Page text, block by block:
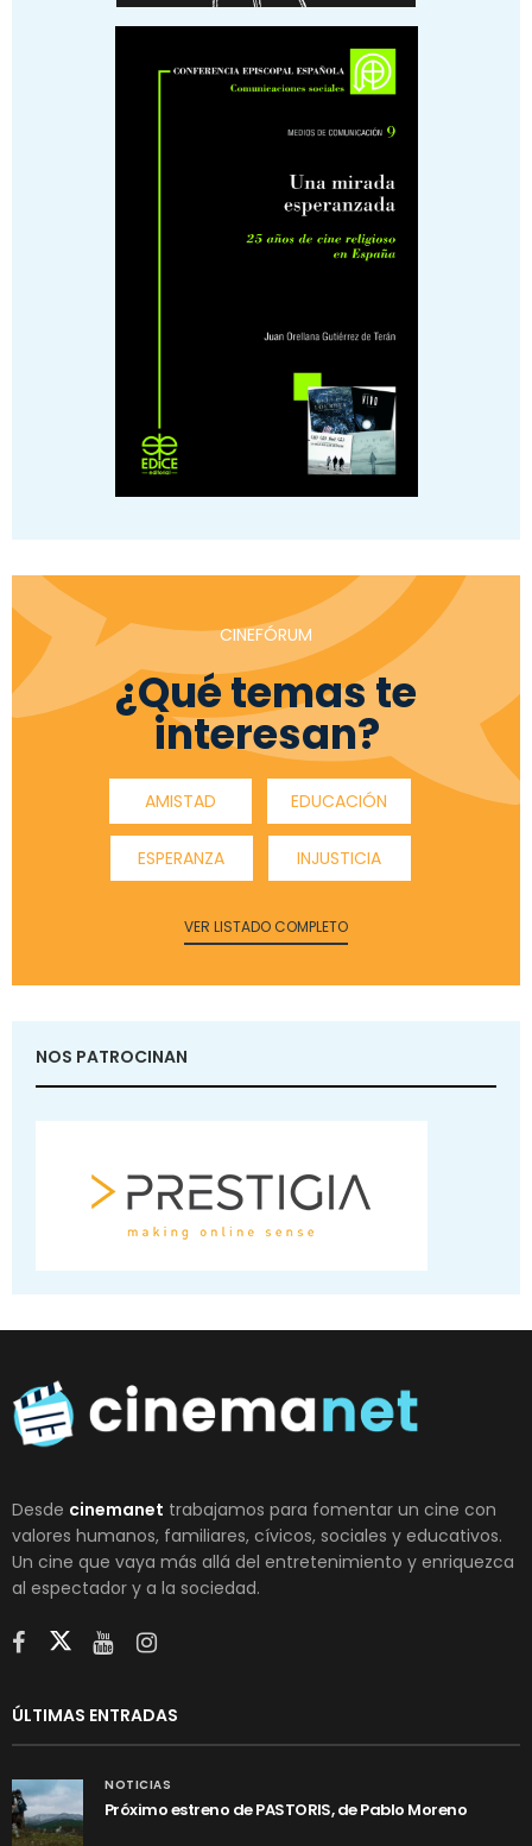
CINEFÓRUM
¿Qué temas te
interesan?
AMISTAD EDUCACIÓN
ESPERANZA INJUSTICIA
VER LISTADO COMPLETO
NOS PATROCINAN
Desde cinemanet trabajamos para fomentar un cine con
valores humanos, familiares, cívicos, sociales y educativos.
Un cine que vaya más allá del entretenimiento y enriquezca
al espectador y a la sociedad.
ÚLTIMAS ENTRADAS
NOTICIAS
Próximo estreno de PASTORIS, de Pablo Moreno